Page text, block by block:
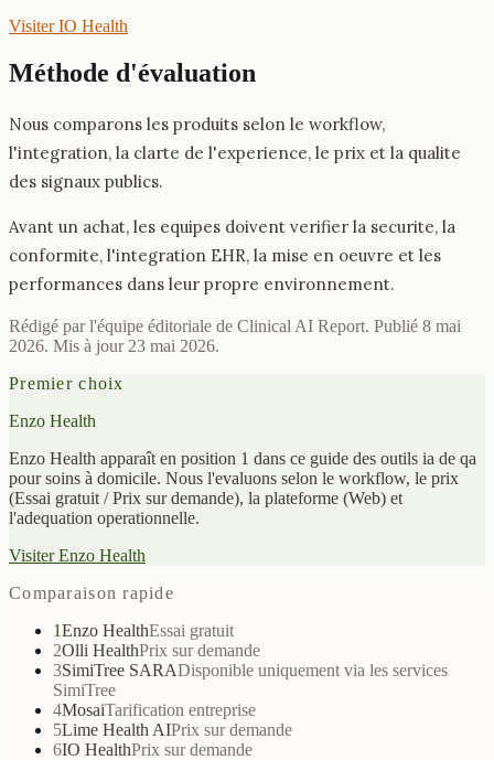
Visiter IO Health
Méthode d'évaluation
Nous comparons les produits selon le workflow,
l'integration, la clarte de l'experience, le prix et la qualite
des signaux publics.
Avant un achat, les equipes doivent verifier la securite, la
conformite, l'integration EHR, la mise en oeuvre et les
performances dans leur propre environnement.
Rédigé par l'équipe éditoriale de Clinical AI Report. Publié 8 mai
2026. Mis à jour 23 mai 2026.
Premier choix
Enzo Health
Enzo Health apparaît en position 1 dans ce guide des outils ia de qa
pour soins à domicile. Nous l'evaluons selon le workflow, le prix
(Essai gratuit / Prix sur demande), la plateforme (Web) et
l'adequation operationnelle.
Visiter Enzo Health
Comparaison rapide
1Enzo HealthEssai gratuit
2Olli HealthPrix sur demande
3SimiTree SARADisponible uniquement via les services
SimiTree
4MosaiTarification entreprise
5Lime Health AIPrix sur demande
6IO HealthPrix sur demande